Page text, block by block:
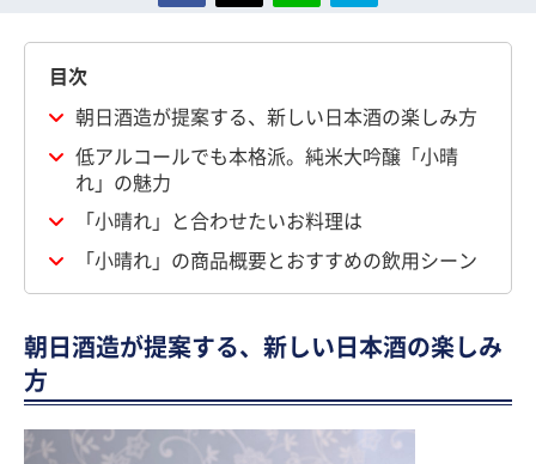
目次
朝日酒造が提案する、新しい日本酒の楽しみ方
低アルコールでも本格派。純米大吟醸「小晴
れ」の魅力
「小晴れ」と合わせたいお料理は
「小晴れ」の商品概要とおすすめの飲用シーン
朝日酒造が提案する、新しい日本酒の楽しみ
方